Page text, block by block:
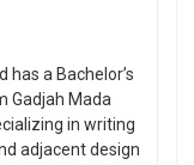
a Bachelor’s
Gadjah Mada
in writing
adjacent design